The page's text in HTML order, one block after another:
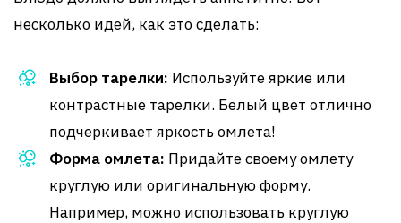
несколько идей, как это сделать:
Выбор тарелки: Используйте яркие или
контрастные тарелки. Белый цвет отлично
подчеркивает яркость омлета!
Форма омлета: Придайте своему омлету
круглую или оригинальную форму.
Например, можно использовать круглую